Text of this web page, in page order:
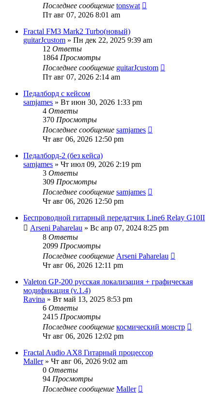
Последнее сообщение tonswat
Пт авг 07, 2026 8:01 am
Fractal FM3 Mark2 Turbo(новый)
guitarJcustom » Пн дек 22, 2025 9:39 am
12 Ответы
1864 Просмотры
Последнее сообщение guitarJcustom
Пт авг 07, 2026 2:14 am
Педалборд с кейсом
samjames » Вт июн 30, 2026 1:33 pm
4 Ответы
370 Просмотры
Последнее сообщение samjames
Чт авг 06, 2026 12:50 pm
Педалборд-2 (без кейса)
samjames » Чт июл 09, 2026 2:19 pm
3 Ответы
309 Просмотры
Последнее сообщение samjames
Чт авг 06, 2026 12:50 pm
Беспроводной гитарный передатчик Line6 Relay G10II
Arseni Paharelau » Вс апр 07, 2024 8:25 pm
8 Ответы
2099 Просмотры
Последнее сообщение Arseni Paharelau
Чт авг 06, 2026 12:11 pm
Valeton GP-200 русская локализация + графическая
модификация (v.1.4)
Ravina » Вт май 13, 2025 8:53 pm
6 Ответы
2415 Просмотры
Последнее сообщение космический монстр
Чт авг 06, 2026 12:02 pm
Fractal Audio AX8 Гитарный процессор
Maller» Чт авг 06, 2026 9:02 am
0 Ответы
94 Просмотры
Последнее сообщение Maller